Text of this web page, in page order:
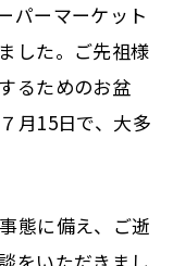
パーマーケット
した。ご先祖様
るためのお盆
月15日で、大多
態に備え、ご逝